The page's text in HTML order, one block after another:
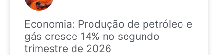
Economia: Produção de petróleo e
gás cresce 14% no segundo
trimestre de 2026